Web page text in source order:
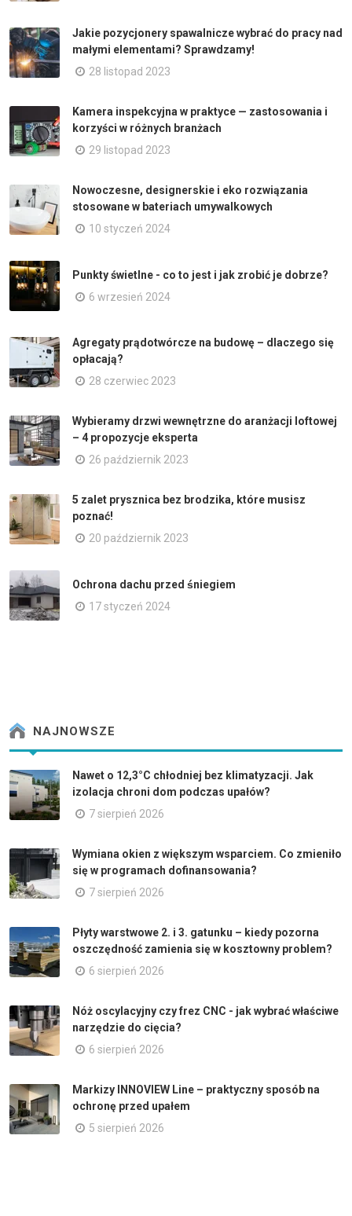
Jakie pozycjonery spawalnicze wybrać do pracy nad
małymi elementami? Sprawdzamy!
28 listopad 2023
Kamera inspekcyjna w praktyce — zastosowania i
korzyści w różnych branżach
29 listopad 2023
Nowoczesne, designerskie i eko rozwiązania
stosowane w bateriach umywalkowych
10 styczeń 2024
Punkty świetlne - co to jest i jak zrobić je dobrze?
6 wrzesień 2024
Agregaty prądotwórcze na budowę – dlaczego się
opłacają?
28 czerwiec 2023
Wybieramy drzwi wewnętrzne do aranżacji loftowej
– 4 propozycje eksperta
26 październik 2023
5 zalet prysznica bez brodzika, które musisz
poznać!
20 październik 2023
Ochrona dachu przed śniegiem
17 styczeń 2024
NAJNOWSZE
Nawet o 12,3°C chłodniej bez klimatyzacji. Jak
izolacja chroni dom podczas upałów?
7 sierpień 2026
Wymiana okien z większym wsparciem. Co zmieniło
się w programach dofinansowania?
7 sierpień 2026
Płyty warstwowe 2. i 3. gatunku – kiedy pozorna
oszczędność zamienia się w kosztowny problem?
6 sierpień 2026
Nóż oscylacyjny czy frez CNC - jak wybrać właściwe
narzędzie do cięcia?
6 sierpień 2026
Markizy INNOVIEW Line – praktyczny sposób na
ochronę przed upałem
5 sierpień 2026